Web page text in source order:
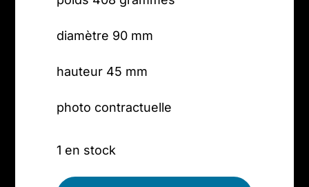
diamètre 90 mm
hauteur 45 mm
photo contractuelle
1 en stock